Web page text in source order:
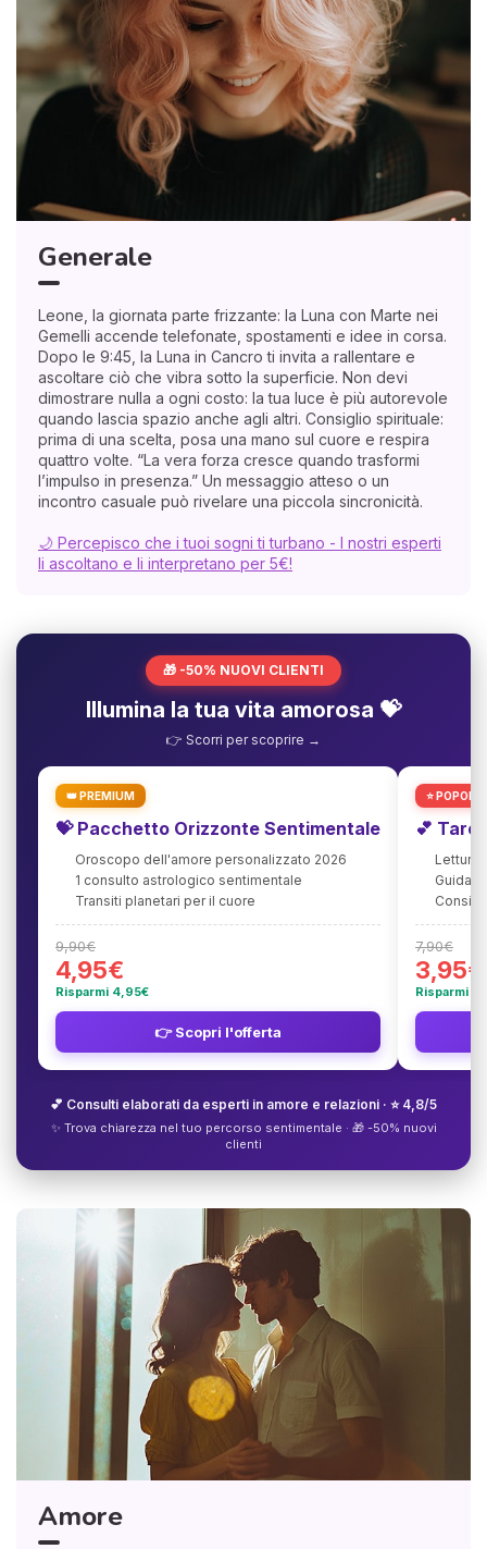
Generale
Leone, la giornata parte frizzante: la Luna con Marte nei
Gemelli accende telefonate, spostamenti e idee in corsa.
Dopo le 9:45, la Luna in Cancro ti invita a rallentare e
ascoltare ciò che vibra sotto la superficie. Non devi
dimostrare nulla a ogni costo: la tua luce è più autorevole
quando lascia spazio anche agli altri. Consiglio spirituale:
prima di una scelta, posa una mano sul cuore e respira
quattro volte. “La vera forza cresce quando trasformi
l’impulso in presenza.” Un messaggio atteso o un
incontro casuale può rivelare una piccola sincronicità.
🌙 Percepisco che i tuoi sogni ti turbano - I nostri esperti
li ascoltano e li interpretano per 5€!
🎁 -50% NUOVI CLIENTI
Illumina la tua vita amorosa 💝
👉 Scorri per scoprire →
👑 PREMIUM
💝 Pacchetto Orizzonte Sentimentale
Oroscopo dell'amore personalizzato 2026
1 consulto astrologico sentimentale
Transiti planetari per il cuore
9,90€
4,95€
Risparmi 4,95€
👉 Scopri l'offerta
⭐
💕
Lettura
Guida
7,90€
3,95€
Risparmi
💕 Consulti elaborati da esperti in amore e relazioni · ⭐ 4,8/5
✨ Trova chiarezza nel tuo percorso sentimentale · 🎁 -50% nuovi
clienti
Amore